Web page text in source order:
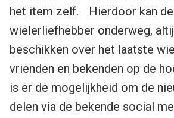
het item zelf. Hierdoor kan de
wielerliefhebber onderweg,
beschikken over het laatste
vrienden en bekenden op de
is er de mogelijkheid om de
delen via de bekende social